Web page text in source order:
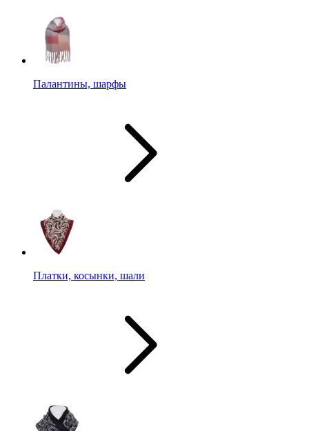
Палантины, шарфы
Платки, косынки, шали